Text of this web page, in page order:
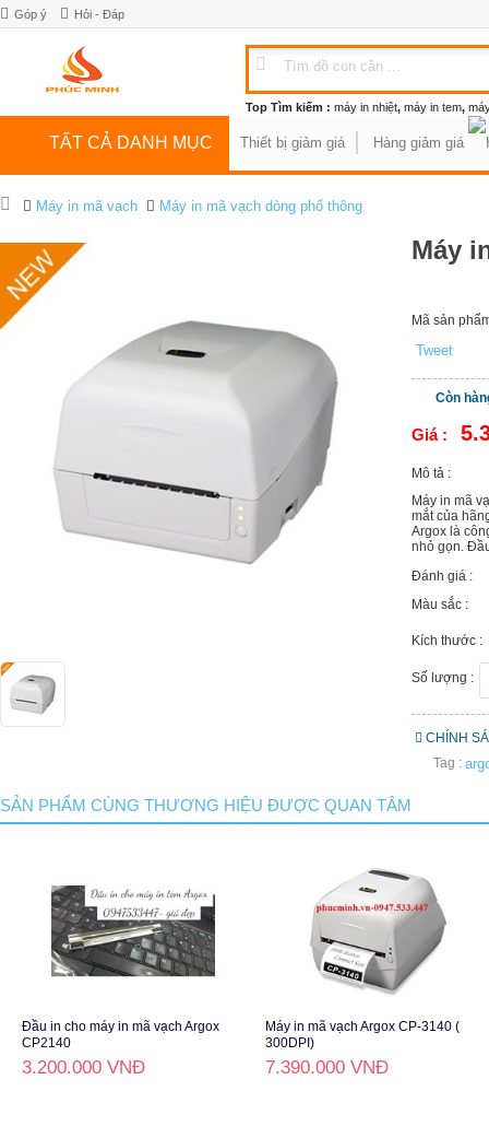
Góp ý Hỏi - Đáp
Top Tìm kiếm : máy in nhiệt, máy in tem,
TẤT CẢ DANH MỤC Thiết bị giảm giá Hàng giảm giá
Máy in mã vạch Máy in mã vạch dòng phổ thông
Máy
Mã sản
Tweet
Còn
Giá :
Mô tả :
Máy in mã
mắt của
Argox là
nhỏ gọn.
Đánh giá :
Màu sắc :
Kích thước :
Số lượng :
CHÍNH
Tag :
SẢN PHẨM CÙNG THƯƠNG HIỆU ĐƯỢC QUAN TÂM
Đầu in cho máy in mã vạch Argox
CP2140
3.200.000 VNĐ
Máy in mã vạch Argox CP-3140 (
300DPI)
7.390.000 VNĐ